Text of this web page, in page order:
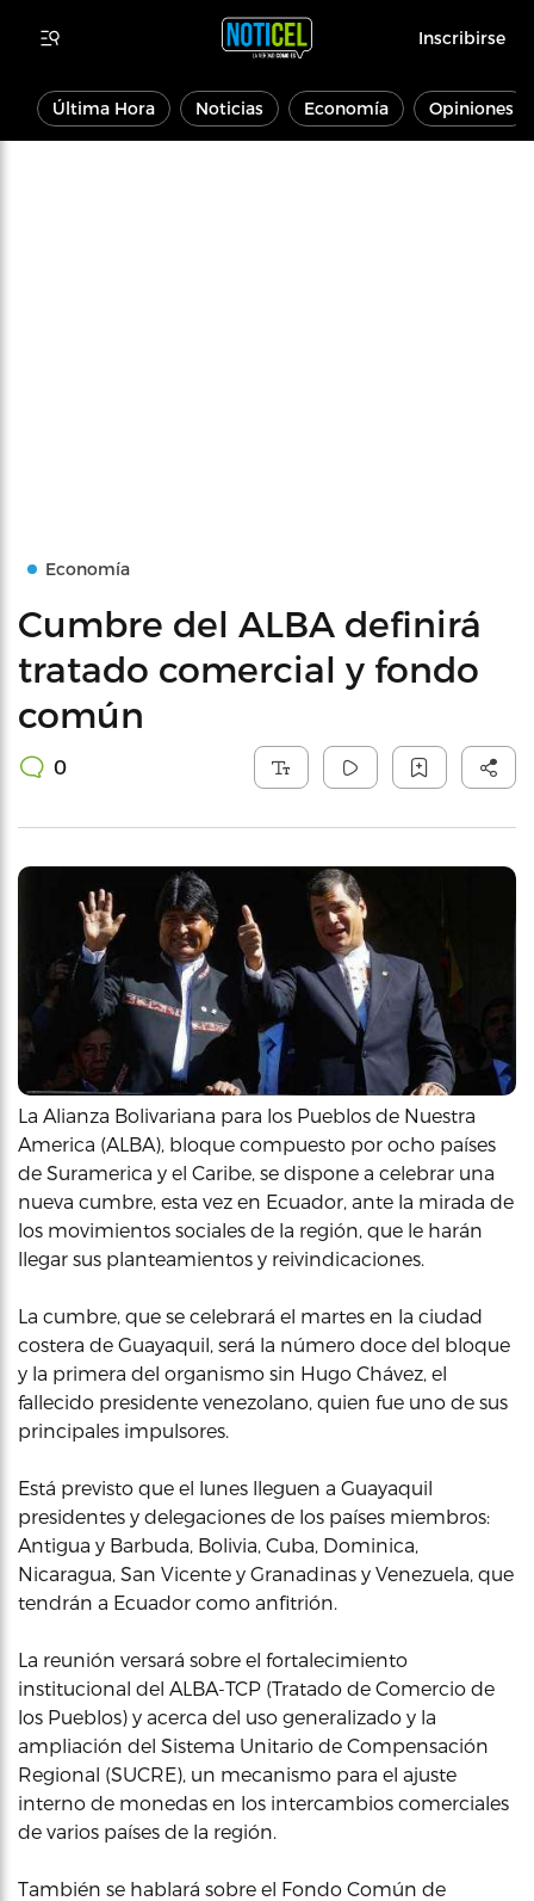
Inscribirse
Última Hora Noticias Economía Opiniones
Economía
Cumbre del ALBA definirá
tratado comercial y fondo
común
0
La Alianza Bolivariana para los Pueblos de Nuestra
America (ALBA), bloque compuesto por ocho países
de Suramerica y el Caribe, se dispone a celebrar una
nueva cumbre, esta vez en Ecuador, ante la mirada de
los movimientos sociales de la región, que le harán
llegar sus planteamientos y reivindicaciones.
La cumbre, que se celebrará el martes en la ciudad
costera de Guayaquil, será la número doce del bloque
y la primera del organismo sin Hugo Chávez, el
fallecido presidente venezolano, quien fue uno de sus
principales impulsores.
Está previsto que el lunes lleguen a Guayaquil
presidentes y delegaciones de los países miembros:
Antigua y Barbuda, Bolivia, Cuba, Dominica,
Nicaragua, San Vicente y Granadinas y Venezuela, que
tendrán a Ecuador como anfitrión.
La reunión versará sobre el fortalecimiento
institucional del ALBA-TCP (Tratado de Comercio de
los Pueblos) y acerca del uso generalizado y la
ampliación del Sistema Unitario de Compensación
Regional (SUCRE), un mecanismo para el ajuste
interno de monedas en los intercambios comerciales
de varios países de la región.
También se hablará sobre el Fondo Común de